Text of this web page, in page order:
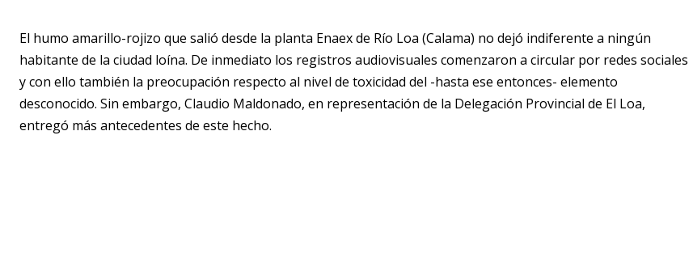
El humo amarillo-rojizo que salió desde la planta Enaex de Río Loa (Calama) no dejó indiferente a ningún
habitante de la ciudad loína. De inmediato los registros audiovisuales comenzaron a circular por redes sociales
y con ello también la preocupación respecto al nivel de toxicidad del -hasta ese entonces- elemento
desconocido. Sin embargo, Claudio Maldonado, en representación de la Delegación Provincial de El Loa,
entregó más antecedentes de este hecho.